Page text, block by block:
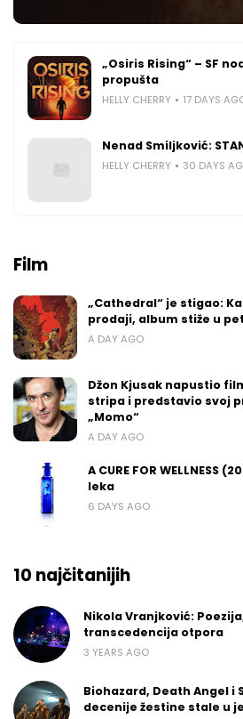
„Osiris Rising“ – SF
propušta
HELLY CHERRY 17 DAYS
Nenad Smiljković:
HELLY CHERRY 30 DAYS
Film
„Cathedral“ je stigao:
prodaji, album stiže u
A DAY AGO
Džon Kjusak napustio
stripa i predstavio svoj
„Momo“
A DAY AGO
A CURE FOR WELLNESS
leka
6 DAYS AGO
10 najčitanijih
Nikola Vranjković:
transcedencija otpora
3 YEARS AGO
Biohazard, Death Angel i
decenije žestine stale u